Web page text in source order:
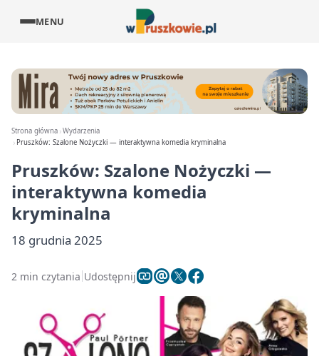
MENU
Strona główna Wydarzenia
Pruszków: Szalone Nożyczki — interaktywna komedia kryminalna
Pruszków: Szalone Nożyczki —
interaktywna komedia
kryminalna
18 grudnia 2025
2 min czytania Udostępnij